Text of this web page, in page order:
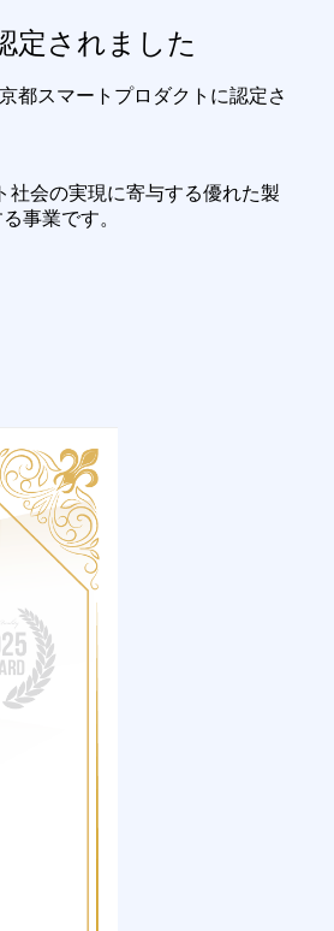
定されました
都スマートプロダクトに認定さ
社会の実現に寄与する優れた製
事業です。